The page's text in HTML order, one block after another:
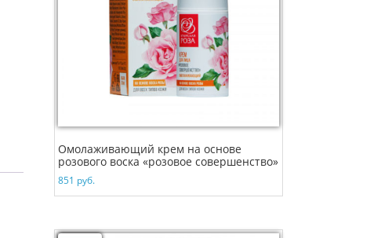
Омолаживающий крем на основе
розового воска «розовое совершенство»
851 руб.